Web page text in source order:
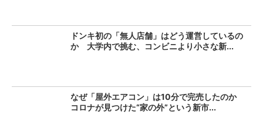
ドンキ初の「無人店舗」はどう運営しているの
か 大学内で挑む、コンビニより小さな新...
なぜ「屋外エアコン」は10分で完売したのか
コロナが見つけた“家の外”という新市...